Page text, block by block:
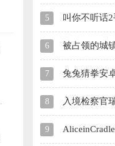
5
6 被占领的城
7 兔兔猜拳安
8
9